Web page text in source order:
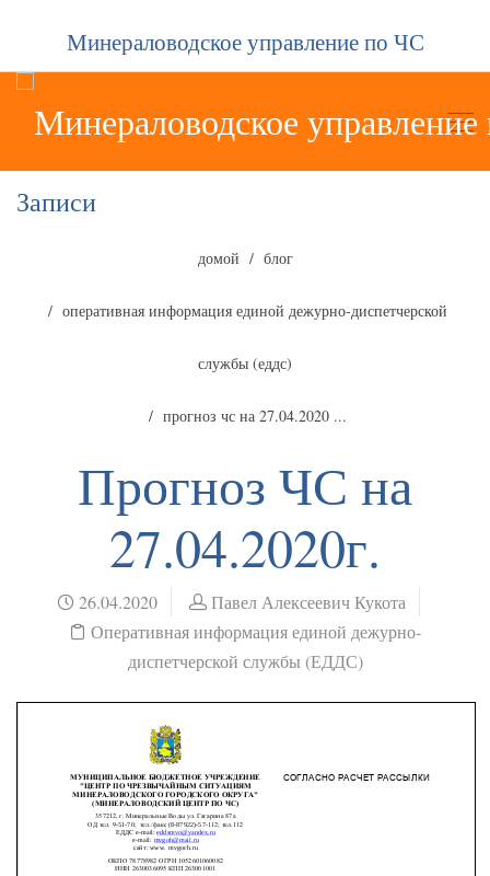
Минераловодское управление по ЧС
Записи
домой блог
оперативная информация единой дежурно-диспетчерской
службы (еддс)
прогноз чс на 27.04.2020 ...
Прогноз ЧС на
27.04.2020г.
26.04.2020
Павел Алексеевич Кукота
Оперативная информация единой дежурно-
диспетчерской службы (ЕДДС)